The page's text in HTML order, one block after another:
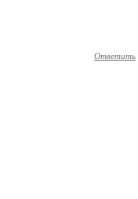
Ответить